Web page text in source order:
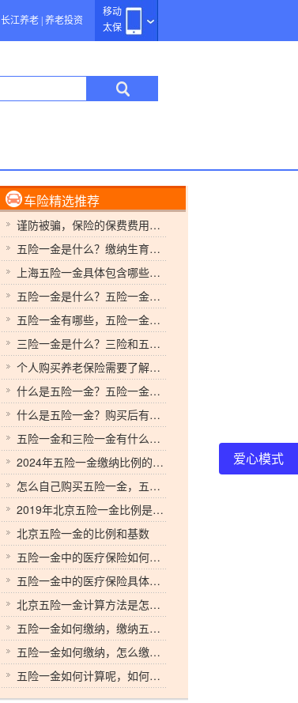
移动
太保
长江养老 养老投资
车险精选推荐
谨防被骗，保险的保费费用是如何计算的
五险一金是什么？缴纳生育险怎么报？享受待遇需要满足什么要求吗?
上海五险一金具体包含哪些内容,缴纳比例分别是多少
五险一金是什么？五险一金个人与公司缴纳比例是多少，各自的作用是什么？
五险一金有哪些，五险一金的缴纳比例具体规定是什么？
三险一金是什么？三险和五险一金的区别是什么？五险一金个人与公司缴纳比例
个人购买养老保险需要了解哪些
什么是五险一金？五险一金该怎么交？
什么是五险一金？购买后有什么作用
五险一金和三险一金有什么区别？各有什么特点？
2024年五险一金缴纳比例的具体规定，有哪些公式？
怎么自己购买五险一金，五险一金的介绍
2019年北京五险一金比例是怎样的
北京五险一金的比例和基数
五险一金中的医疗保险如何使用，怎么使用医疗保险
五险一金中的医疗保险具体是什么，五险一金中的医疗保险
北京五险一金计算方法是怎样的
五险一金如何缴纳，缴纳五险一金的要求
五险一金如何缴纳，怎么缴纳五险一金
五险一金如何计算呢，如何计算五险一金
爱心模式